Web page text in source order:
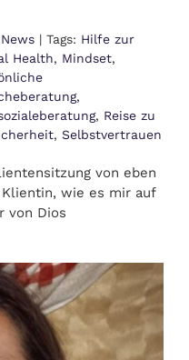
News | Tags: Hilfe zur
Health, Mindset,
,
, Reise zu
, Selbstvertrauen
von eben
wie es mir auf
von Dios